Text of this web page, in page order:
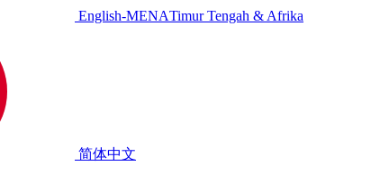
English-MENATimur Tengah & Afrika
简体中文